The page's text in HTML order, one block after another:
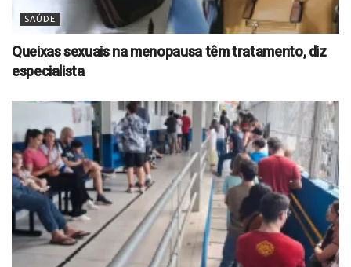
SAÚDE
Queixas sexuais na menopausa têm tratamento, diz
especialista